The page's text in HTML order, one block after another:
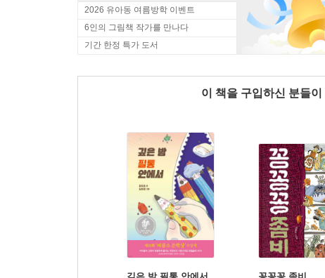
2026 유아동 여름방학 이벤트
6인의 그림책 작가를 만나다
기간 한정 특가 도서
이 책을 구입하신 분들이